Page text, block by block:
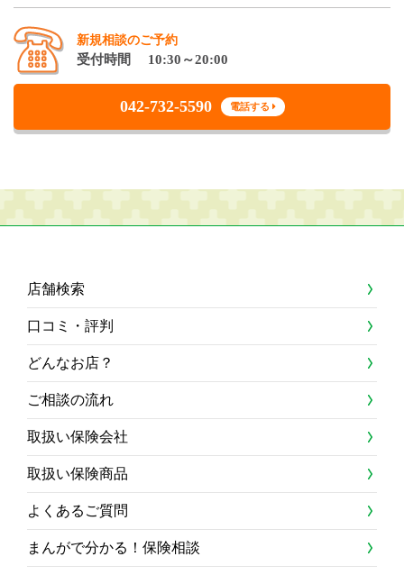
新規相談のご予約
受付時間 10:30～20:00
042-732-5590 電話する
店舗検索
口コミ・評判
どんなお店？
ご相談の流れ
取扱い保険会社
取扱い保険商品
よくあるご質問
まんがで分かる！保険相談